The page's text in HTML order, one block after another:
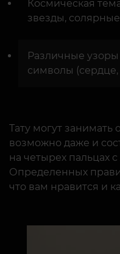
Космическая
звезды,
Различные
символы (сердце,
Тату могут занимать
возможно даже и
на четырех пальцах
Определенных
что вам нравится и